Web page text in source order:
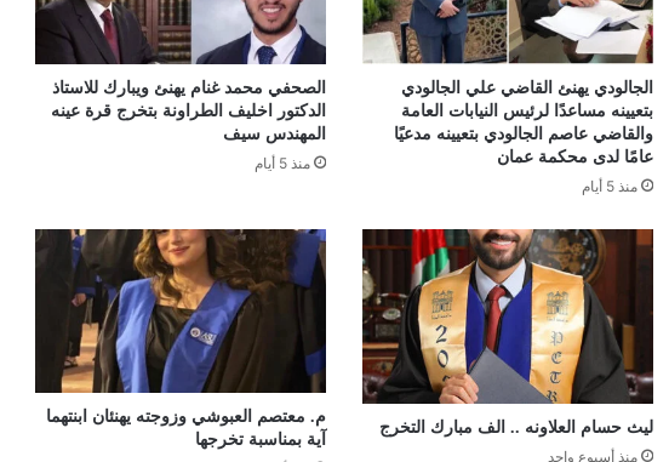
الجالودي يهنئ القاضي علي الجالودي
بتعيينه مساعدًا لرئيس النيابات العامة
والقاضي عاصم الجالودي بتعيينه مدعيًا
عامًا لدى محكمة عمان
منذ 5 أيام
الصحفي محمد غنام يهنئ ويبارك للاستاذ
الدكتور اخليف الطراونة بتخرج قرة عينه
المهندس سيف
منذ 5 أيام
ليث حسام العلاونه .. الف مبارك التخرج
منذ أسبوع واحد
م. معتصم العبوشي وزوجته يهنئان ابنتهما
آية بمناسبة تخرجها